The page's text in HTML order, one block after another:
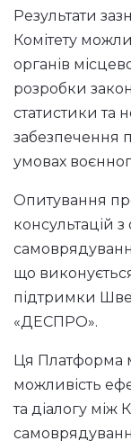
Результати
Комітету
органів
розробки
статистики та
забезпечення
умовах
Опитування
консультацій
що
підтримки
«ДЕСПРО».
Ця Платформа
можливість
та діалогу між